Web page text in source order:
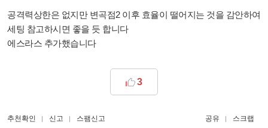
공격력상한은 없지만 변곡점2 이후 효율이 떨어지는 것을 감안하여
세팅 참고하시면 좋을 듯 합니다
에스라스 추가했습니다
3
추천확인 신고 스팸신고 공유 스크랩